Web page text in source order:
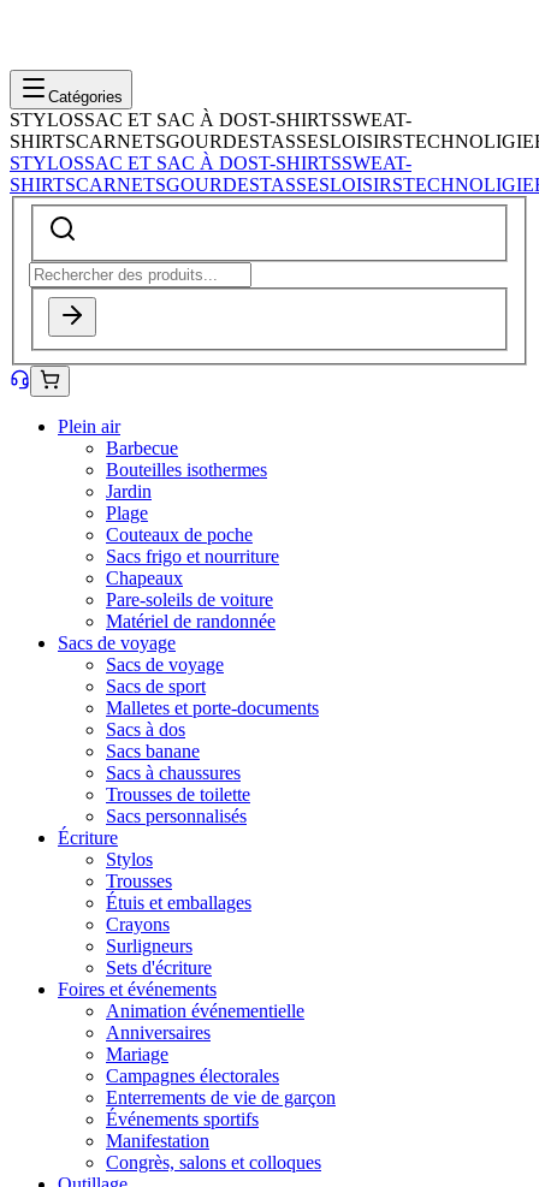
Catégories
STYLOSSAC ET SAC À DOST-SHIRTSSWEAT-
SHIRTSCARNETSGOURDESTASSESLOISIRSTECHNOLIGIE
STYLOSSAC ET SAC À DOST-SHIRTSSWEAT-
SHIRTSCARNETSGOURDESTASSESLOISIRSTECHNOLIGIE
Plein air
Barbecue
Bouteilles isothermes
Jardin
Plage
Couteaux de poche
Sacs frigo et nourriture
Chapeaux
Pare-soleils de voiture
Matériel de randonnée
Sacs de voyage
Sacs de voyage
Sacs de sport
Malletes et porte-documents
Sacs à dos
Sacs banane
Sacs à chaussures
Trousses de toilette
Sacs personnalisés
Écriture
Stylos
Trousses
Étuis et emballages
Crayons
Surligneurs
Sets d'écriture
Foires et événements
Animation événementielle
Anniversaires
Mariage
Campagnes électorales
Enterrements de vie de garçon
Événements sportifs
Manifestation
Congrès, salons et colloques